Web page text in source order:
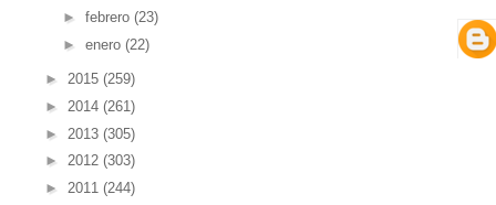
► febrero (23)
► enero (22)
► 2015 (259)
► 2014 (261)
► 2013 (305)
► 2012 (303)
► 2011 (244)